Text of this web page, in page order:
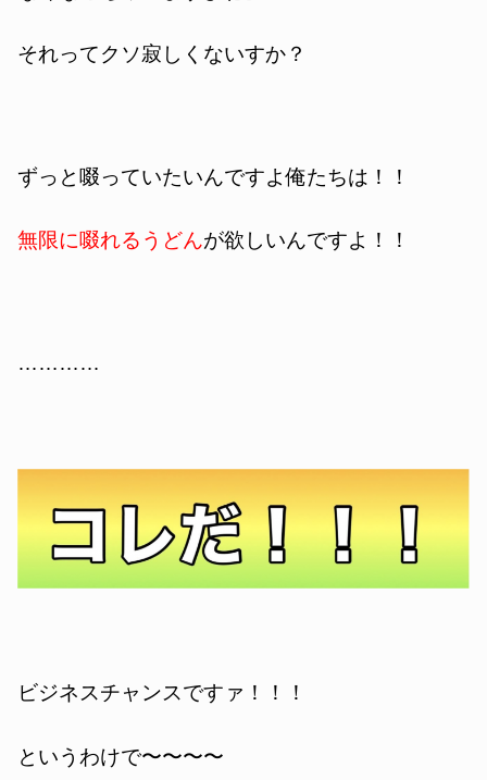
それってクソ寂しくないすか？
ずっと啜っていたいんですよ俺たちは！！
無限に啜れるうどんが欲しいんですよ！！
…………
ビジネスチャンスですァ！！！
というわけで〜〜〜〜